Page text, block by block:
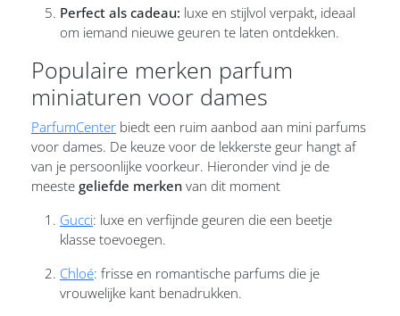
Perfect als cadeau: luxe en stijlvol verpakt, ideaal
om iemand nieuwe geuren te laten ontdekken.
Populaire merken parfum
miniaturen voor dames
ParfumCenter biedt een ruim aanbod aan mini parfums
voor dames. De keuze voor de lekkerste geur hangt af
van je persoonlijke voorkeur. Hieronder vind je de
meeste geliefde merken van dit moment
Gucci: luxe en verfijnde geuren die een beetje
klasse toevoegen.
Chloé: frisse en romantische parfums die je
vrouwelijke kant benadrukken.